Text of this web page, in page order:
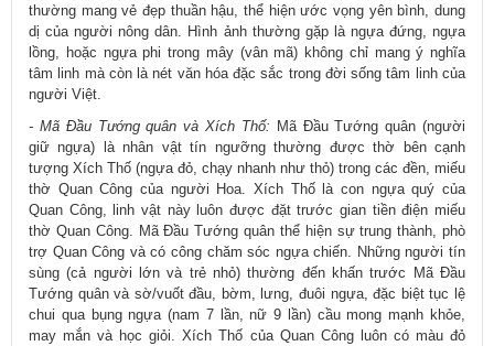
thường mang vẻ đẹp thuần hậu, thể hiện ước vọng yên bình, dung
dị của người nông dân. Hình ảnh thường gặp là ngựa đứng, ngựa
lồng, hoặc ngựa phi trong mây (vân mã) không chỉ mang ý nghĩa
tâm linh mà còn là nét văn hóa đặc sắc trong đời sống tâm linh của
người Việt.
- Mã Đầu Tướng quân và Xích Thố: Mã Đầu Tướng quân (người
giữ ngựa) là nhân vật tín ngưỡng thường được thờ bên cạnh
tượng Xích Thố (ngựa đỏ, chạy nhanh như thỏ) trong các đền, miếu
thờ Quan Công của người Hoa. Xích Thố là con ngựa quý của
Quan Công, linh vật này luôn được đặt trước gian tiền điện miếu
thờ Quan Công. Mã Đầu Tướng quân thể hiện sự trung thành, phò
trợ Quan Công và có công chăm sóc ngựa chiến. Những người tín
sùng (cả người lớn và trẻ nhỏ) thường đến khấn trước Mã Đầu
Tướng quân và sờ/vuốt đầu, bờm, lưng, đuôi ngựa, đặc biệt tục lệ
chui qua bụng ngựa (nam 7 lần, nữ 9 lần) cầu mong mạnh khỏe,
may mắn và học giỏi. Xích Thố của Quan Công luôn có màu đỏ